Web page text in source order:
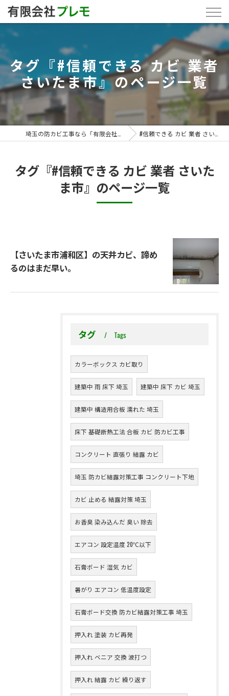
タグ『#信頼できる カビ 業者
さいたま市』のページ一覧
#信頼できる カビ 業者 さいたま市
タグ『#信頼できる カビ 業者 さいた
ま市』のページ一覧
【さいたま市浦和区】の天井カビ、諦め
るのはまだ早い。
タグ Tags
カラーボックス カビ取り
建築中 雨 床下 埼玉 建築中 床下 カビ 埼玉
建築中 構造用合板 濡れた 埼玉
床下 基礎断熱工法 合板 カビ 防カビ工事
コンクリート 直張り 結露 カビ
埼玉 防カビ結露対策工事 コンクリート下地
カビ 止める 結露対策 埼玉
お香臭 染み込んだ 臭い 除去
エアコン 設定温度 20℃以下
石膏ボード 湿気 カビ
暑がり エアコン 低温度設定
石膏ボード交換 防カビ結露対策工事 埼玉
押入れ 塗装 カビ再発
押入れ ベニア 交換 波打つ
押入れ 結露 カビ 繰り返す